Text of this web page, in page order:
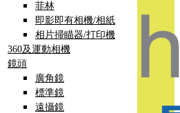
菲林
即影即有相機/相紙
相片掃瞄器/打印機
360及運動相機
鏡頭
廣角鏡
標準鏡
遠攝鏡